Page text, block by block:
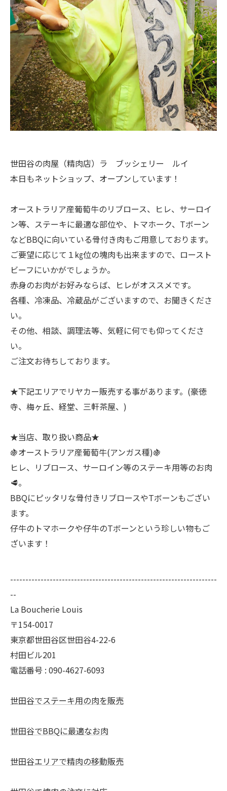
世田谷の肉屋（精肉店）ラ ブッシェリー ルイ
本日もネットショップ、オープンしています！
オーストラリア産葡萄牛のリブロース、ヒレ、サーロイ
ン等、ステーキに最適な部位や、トマホーク、Tボーン
などBBQに向いている骨付き肉もご用意しております。
ご要望に応じて１㎏位の塊肉も出来ますので、ロースト
ビーフにいかがでしょうか。
赤身のお肉がお好みならば、ヒレがオススメです。
各種、冷凍品、冷蔵品がございますので、お聞きくださ
い。
その他、相談、調理法等、気軽に何でも仰ってくださ
い。
ご注文お待ちしております。
★下記エリアでリヤカー販売する事があります。(豪徳
寺、梅ヶ丘、経堂、三軒茶屋、)
★当店、取り扱い商品★
🍇オーストラリア産葡萄牛(アンガス種)🍇
ヒレ、リブロース、サーロイン等のステーキ用等のお肉
🥩。
BBQにピッタリな骨付きリブロースやTボーンもござい
ます。
仔牛のトマホークや仔牛のTボーンという珍しい物もご
ざいます！
--------------------------------------------------------------------
--
La Boucherie Louis
〒154-0017
東京都世田谷区世田谷4-22-6
村田ビル201
電話番号 : 090-4627-6093
世田谷でステーキ用の肉を販売
世田谷でBBQに最適なお肉
世田谷エリアで精肉の移動販売